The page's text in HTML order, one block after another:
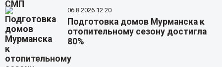
06.8.2026 12:20
Подготовка домов Мурманска к
отопительному сезону достигла
80%